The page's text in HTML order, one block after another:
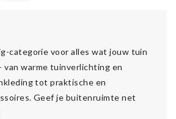
categorie voor alles wat jouw tuin
van warme tuinverlichting en
tot praktische en
Geef je buitenruimte net